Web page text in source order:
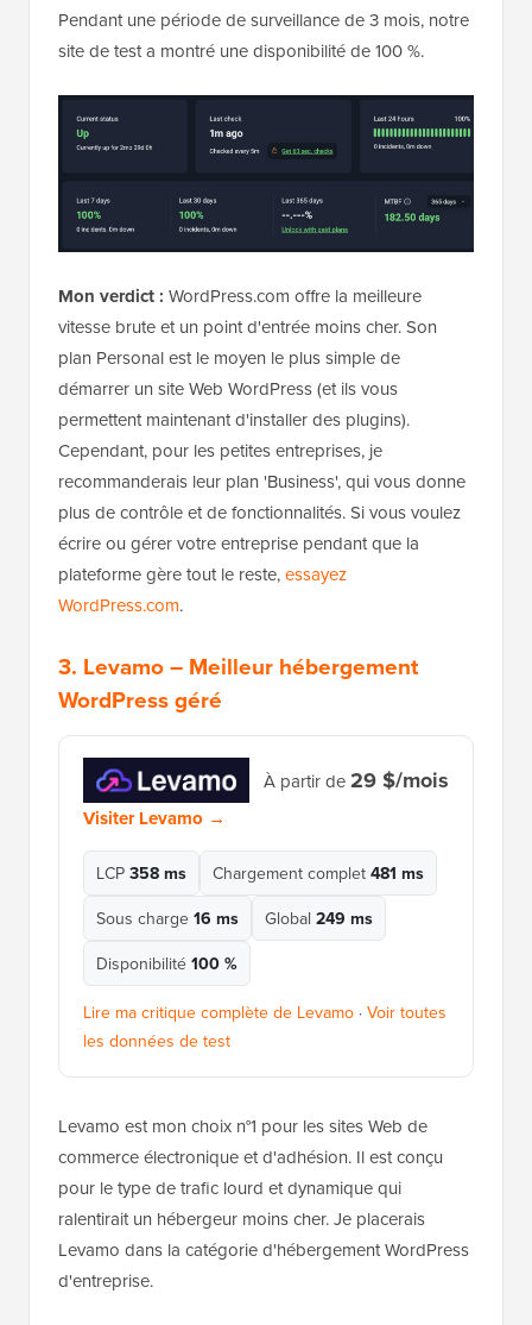
Pendant une période de surveillance de 3 mois, notre
site de test a montré une disponibilité de 100 %.
Mon verdict : WordPress.com offre la meilleure
vitesse brute et un point d'entrée moins cher. Son
plan Personal est le moyen le plus simple de
démarrer un site Web WordPress (et ils vous
permettent maintenant d'installer des plugins).
Cependant, pour les petites entreprises, je
recommanderais leur plan 'Business', qui vous donne
plus de contrôle et de fonctionnalités. Si vous voulez
écrire ou gérer votre entreprise pendant que la
plateforme gère tout le reste,essayez
WordPress.com.
3. Levamo– Meilleur hébergement
WordPress géré
À partir de29 $/mois
Visiter Levamo →
LCP 358 ms Chargement complet 481 ms
Sous charge 16 ms Global 249 ms
Disponibilité 100 %
Lire ma critique complète de Levamo · Voir toutes
les données de test
Levamo est mon choix n°1 pour les sites Web de
commerce électronique et d'adhésion. Il est conçu
pour le type de trafic lourd et dynamique qui
ralentirait un hébergeur moins cher. Je placerais
Levamo dans la catégorie d'hébergement WordPress
d'entreprise.